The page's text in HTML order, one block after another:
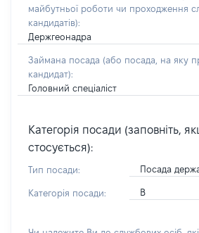
майбутньої роботи чи проходження
кандидатів):
Держгеонадра
Займана посада (або посада, на яку
кандидат):
Головний спеціаліст
Категорія посади (заповніть,
стосується):
Тип посади: Посада
Категорія посади: В